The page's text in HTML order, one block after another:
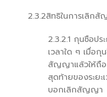
2.3.2สิทธิในการเลิก
2.3.2.1 กุนซือป
เวลาใด ๆ เมื่อกุ
สัญญาแล้วให้ถื
สุดท้ายของระยะ
บอกเลิกสัญญา